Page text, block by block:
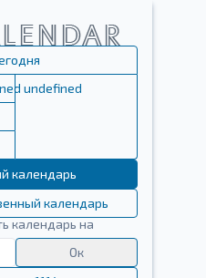
undefined
календарь
календарь
календарь на
Ок